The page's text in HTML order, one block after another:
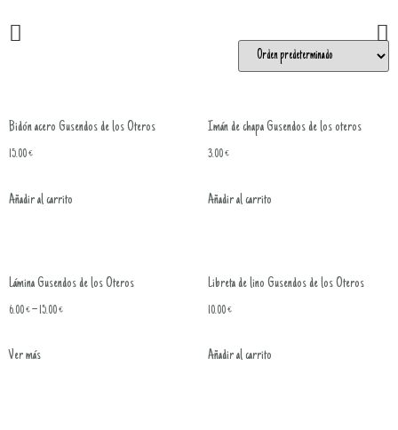
Bidón acero Gusendos de los Oteros
15.00€
Añadir al carrito
Imán de chapa Gusendos de los oteros
3.00€
Añadir al carrito
Lámina Gusendos de los Oteros
6.00€–15.00€
Ver más
Libreta de lino Gusendos de los Oteros
10.00€
Añadir al carrito